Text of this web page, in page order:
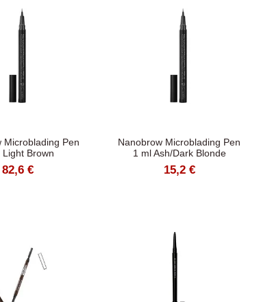
Microblading Pen
Light Brown
82,6 €
Nanobrow Microblading Pen
1 ml Ash/Dark Blonde
15,2 €